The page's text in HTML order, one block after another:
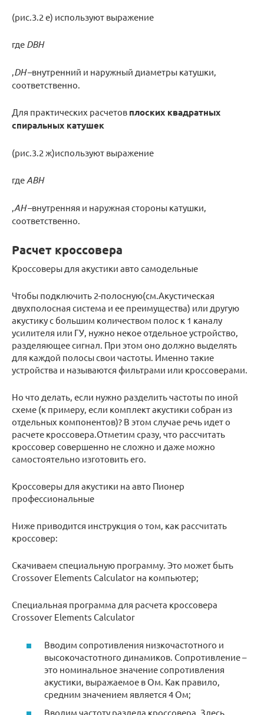
(рис.3.2 е) используют выражение
где DBH
,DH–внутренний и наружный диаметры катушки,
соответственно.
Для практических расчетов плоских квадратных
спиральных катушек
(рис.3.2 ж)используют выражение
гдеАBH
,АH–внутренняя и наружная стороны катушки,
соответственно.
Расчет кроссовера
Кроссоверы для акустики авто самодельные
Чтобы подключить 2-полосную(см.Акустическая
двухполосная система и ее преимущества) или другую
акустику с большим количеством полос к 1 каналу
усилителя или ГУ, нужно некое отдельное устройство,
разделяющее сигнал. При этом оно должно выделять
для каждой полосы свои частоты. Именно такие
устройства и называются фильтрами или кроссоверами.
Но что делать, если нужно разделить частоты по иной
схеме (к примеру, если комплект акустики собран из
отдельных компонентов)? В этом случае речь идет о
расчете кроссовера.Отметим сразу, что рассчитать
кроссовер совершенно не сложно и даже можно
самостоятельно изготовить его.
Кроссоверы для акустики на авто Пионер
профессиональные
Ниже приводится инструкция о том, как рассчитать
кроссовер:
Скачиваем специальную программу. Это может быть
Crossover Elements Calculator на компьютер;
Специальная программа для расчета кроссовера
Crossover Elements Calculator
Вводим сопротивления низкочастотного и
высокочастотного динамиков. Сопротивление –
это номинальное значение сопротивления
акустики, выражаемое в Ом. Как правило,
средним значением является 4 Ом;
Вводим частоту раздела кроссовера. Здесь